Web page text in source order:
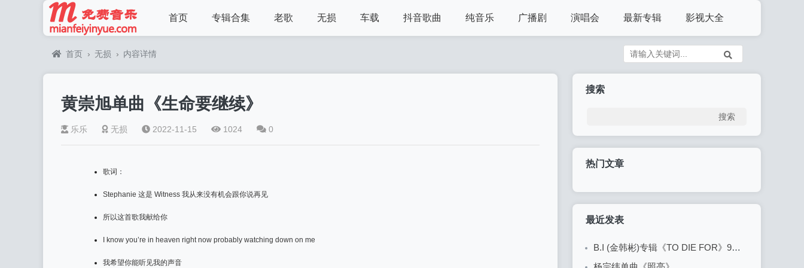
首页 专辑合集 老歌 无损 车载 抖音歌曲 纯音乐 广播剧 演唱会 最新专辑 影视大全
首页 › 无损 › 内容详情
黄崇旭单曲《生命要继续》
乐乐 无损 2022-11-15 1024 0
歌词：
Stephanie 这是 Witness 我从来没有机会跟你说再见
所以这首歌我献给你
I know you’re in heaven right now probably watching down on me
我希望你能听见我的声音
搜索
热门文章
最近发表
B.I (金韩彬)专辑《TO DIE FOR》9首精品歌曲